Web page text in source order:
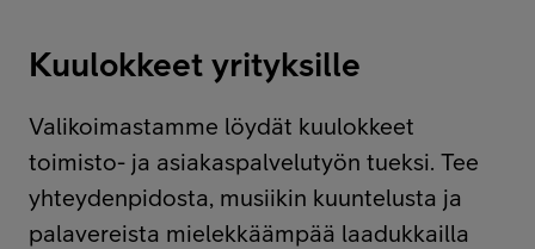
Minun Telia Yrityksille
Kuulokkeet yrityksille
Valikoimastamme löydät kuulokkeet
toimisto- ja asiakaspalvelutyön tueksi. Tee
yhteydenpidosta, musiikin kuuntelusta ja
palavereista mielekkäämpää laadukkailla